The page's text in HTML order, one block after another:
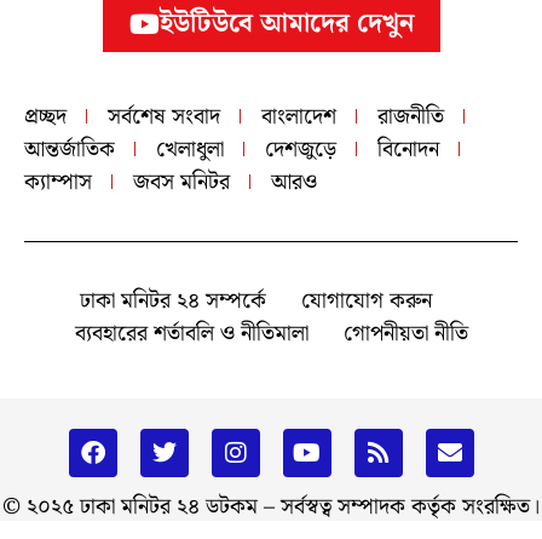
ইউটিউবে আমাদের দেখুন
প্রচ্ছদ সর্বশেষ সংবাদ বাংলাদেশ
রাজনীতি
আন্তর্জাতিক
খেলাধুলা দেশজুড়ে
বিনোদন
ক্যাম্পাস
জবস মনিটর আরও
ঢাকা মনিটর ২৪ সম্পর্কে
যোগাযোগ করুন
ব্যবহারের শর্তাবলি ও নীতিমালা
গোপনীয়তা নীতি
© ২০২৫ ঢাকা মনিটর ২৪ ডটকম – সর্বস্বত্ব সম্পাদক কর্তৃক সংরক্ষিত।